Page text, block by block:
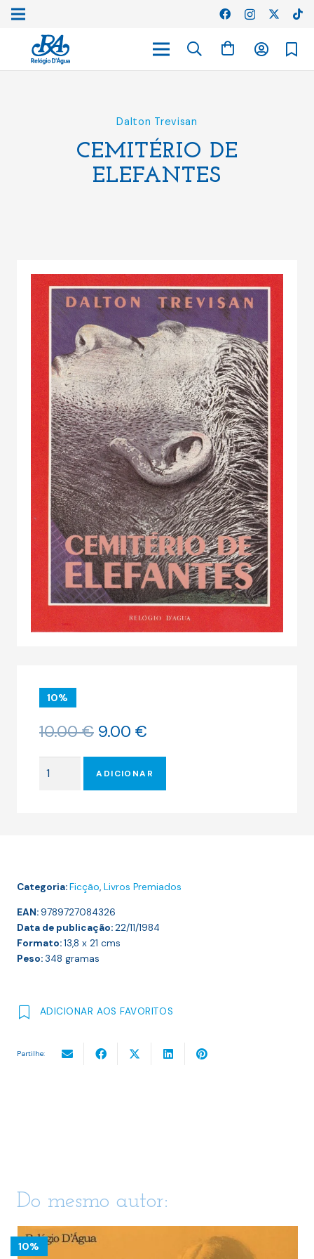
Dalton Trevisan
CEMITÉRIO DE
ELEFANTES
10%
10.00€ O
original
era:
10.00 €.
9.00 €
atual
é:
9.00 €.
ADICIONAR
Categoria:Ficção, Livros Premiados
EAN:9789727084326
Data de publicação:22/11/1984
Formato:13,8 x 21 cms
Peso:348 gramas
ADICIONAR AOS FAVORITOS
Partilhe:
Do mesmo autor:
10%